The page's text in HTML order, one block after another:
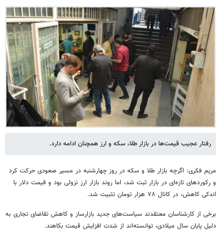
رفتار عجیب قیمت‌ها در بازار طلا، سکه و ارز همچنان ادامه دارد.
مریم فکری: اگرچه بازار طلا و سکه در روز چهارشنبه در مسیر صعودی حرکت کرد
و رکوردهای تازه‌ای در بازار ثبت شد، اما روند بازار ارز نزولی بود و قیمت دلار با
اندکی کاهش، در کانال ۷۸ هزار تومان تثبیت شد.
برخی از کارشناسان معتقدند سیاست‌های جدید بازارساز و کاهش تقاضای تجاری به
دلیل پایان سال میلادی، توانسته‌اند از شدت افزایش قیمت بکاهند.